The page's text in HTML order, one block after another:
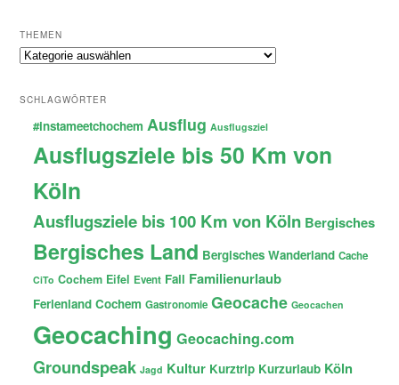
THEMEN
Themen
SCHLAGWÖRTER
#instameetchochem Ausflug Ausflugsziel
Ausflugsziele bis 50 Km von
Köln
Ausflugsziele bis 100 Km von Köln Bergisches
Bergisches Land Bergisches Wanderland Cache
CiTo Cochem Eifel Event Fail Familienurlaub
Ferienland Cochem Gastronomie Geocache Geocachen
Geocaching Geocaching.com
Groundspeak Jagd Kultur Kurztrip Kurzurlaub Köln